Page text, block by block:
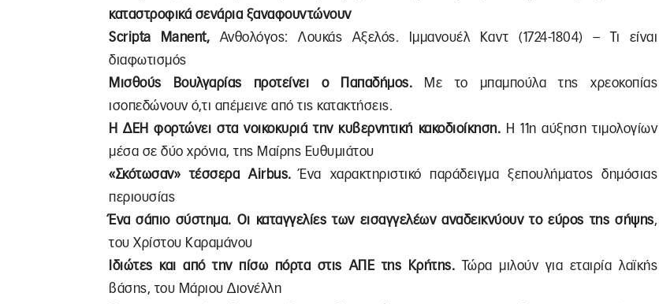
καταστροφικά σενάρια ξαναφουντώνουν
Scripta Manent, Ανθολόγος: Λουκάς Αξελός. Ιμμανουέλ Καντ (1724-1804) – Τι είναι
διαφωτισμός
Μισθούς Βουλγαρίας προτείνει ο Παπαδήμος. Με το μπαμπούλα της χρεοκοπίας
ισοπεδώνουν ό,τι απέμεινε από τις κατακτήσεις.
H ΔΕΗ φορτώνει στα νοικοκυριά την κυβερνητική κακοδιοίκηση. Η 11η αύξηση τιμολογίων
μέσα σε δύο χρόνια, της Μαίρης Ευθυμιάτου
«Σκότωσαν» τέσσερα Airbus.Ένα χαρακτηριστικό παράδειγμα ξεπουλήματος δημόσιας
περιουσίας
Ένα σάπιο σύστημα. Οι καταγγελίες των εισαγγελέων αναδεικνύουν το εύρος της σήψης,
του Χρίστου Καραμάνου
Ιδιώτες και από την πίσω πόρτα στις ΑΠΕ της Κρήτης. Τώρα μιλούν για εταιρία λαϊκής
βάσης, του Μάριου Διονέλλη